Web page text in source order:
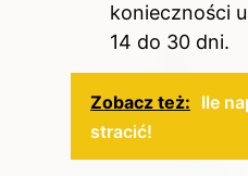
konieczności
14 do 30 dni.
Zobacz też: Ile
stracić!